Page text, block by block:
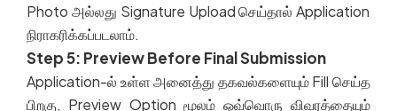
Photo அல்லது Signature Uploadசெய்தால் Application
நிராகரிக்கப்படலாம்.
Step 5: Preview Before Final Submission
Application-ல் உள்ள அனைத்து தகவல்களையும்Fillசெய்த
பிறகு, Preview Optionமூலம் ஒவ்வொரு விவரத்தையும்